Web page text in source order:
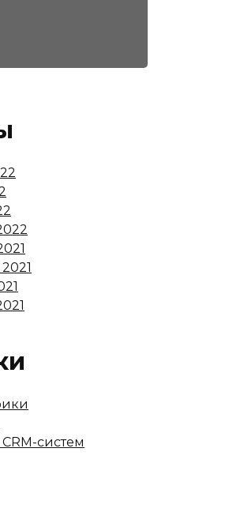
систем